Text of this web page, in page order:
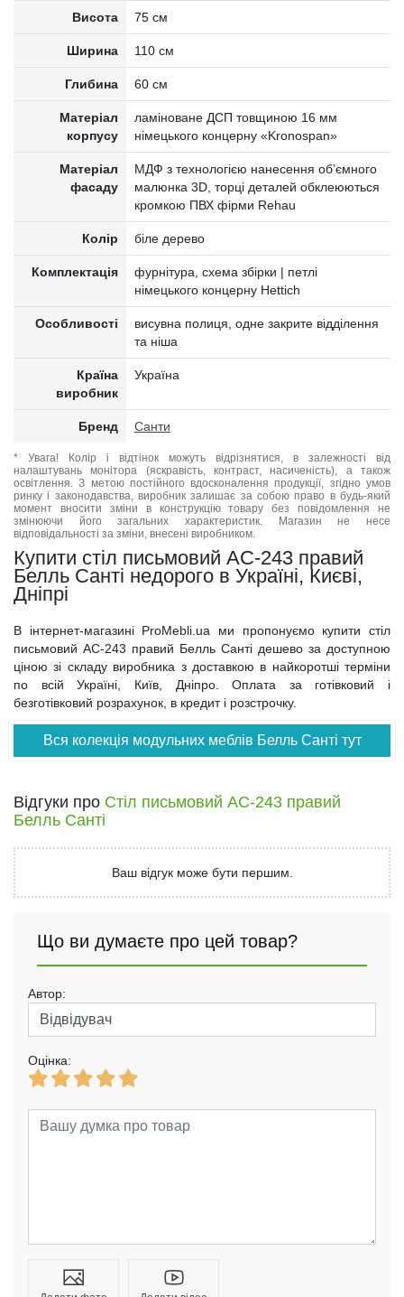
Висота 75 см
Ширина 110 см
Глибина 60 см
Матеріал
корпусу
ламіноване ДСП товщиною 16 мм
німецького концерну «Kronospan»
Матеріал
фасаду
МДФ з технологією нанесення об’ємного
малюнка 3D, торці деталей обклеюються
кромкою ПВХ фірми Rehau
Колір біле дерево
Комплектація
фурнітура, схема збірки | петлі
німецького концерну Hettich
Особливості
висувна полиця, одне закрите відділення
та ніша
Країна
виробник
Україна
Бренд Санти
* Увага! Колір і відтінок можуть відрізнятися, в залежності від
налаштувань монітора (яскравість, контраст, насиченість), а також
освітлення. З метою постійного вдосконалення продукції, згідно умов
ринку і законодавства, виробник залишає за собою право в будь-який
момент вносити зміни в конструкцію товару без повідомлення не
змінюючи його загальних характеристик. Магазин не несе
відповідальності за зміни, внесені виробником.
Купити стіл письмовий АС-243 правий
Белль Санті недорого в Україні, Києві,
Дніпрі
В інтернет-магазині ProMebli.ua ми пропонуємо купити стіл
письмовий АС-243 правий Белль Санті дешево за доступною
ціною зі складу виробника з доставкою в найкоротші терміни
по всій Україні, Київ, Дніпро. Оплата за готівковий і
безготівковий розрахунок, в кредит і розстрочку.
Вся колекція модульних меблів Белль Санті тут
Відгуки про Стіл письмовий АС-243 правий
Белль Санті
Ваш відгук може бути першим.
Що ви думаєте про цей товар?
Автор:
Оцінка: